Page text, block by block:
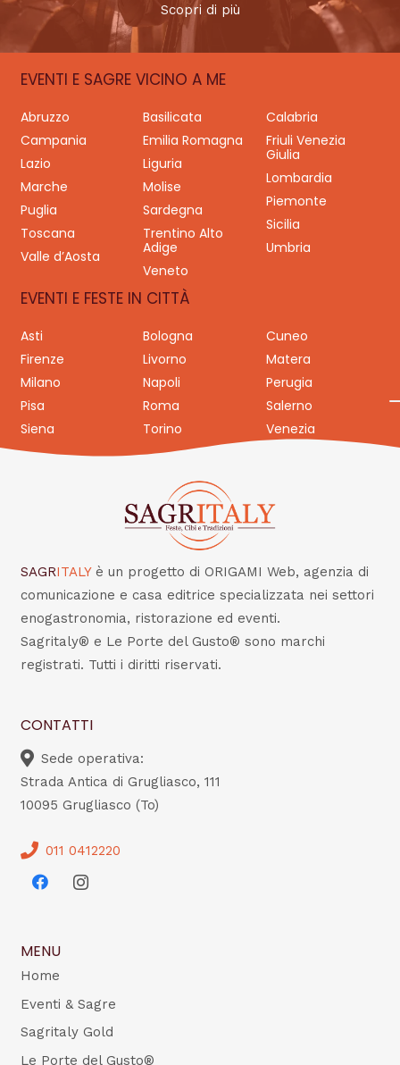
Scopri di più
EVENTI E SAGRE VICINO A ME
Abruzzo Basilicata
Calabria
Campania
Emilia Romagna
Friuli Venezia
Giulia
Lazio
Liguria
Lombardia
Marche
Molise
Piemonte
Puglia
Sardegna
Sicilia
Toscana
Trentino Alto
Adige
Umbria
Valle d’Aosta
Veneto
EVENTI E FESTE IN CITTÀ
Asti Bologna
Cuneo
Firenze
Livorno
Matera
Milano
Napoli
Perugia
Pisa
Roma
Salerno
Siena
Torino Venezia
SAGRITALY è un progetto di ORIGAMI Web, agenzia di
comunicazione e casa editrice specializzata nei settori
enogastronomia, ristorazione ed eventi.
Sagritaly® e Le Porte del Gusto® sono marchi
registrati. Tutti i diritti riservati.
CONTATTI
Sede operativa:
Strada Antica di Grugliasco, 111
10095 Grugliasco (To)
011 0412220
MENU
Home
Eventi & Sagre
Sagritaly Gold
Le Porte del Gusto®